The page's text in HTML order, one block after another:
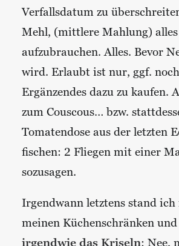
Verfallsdatum zu
Mehl, (mittlere Mahlung)
aufzubrauchen. Alles. Bevor
wird. Erlaubt ist nur, ggf.
Ergänzendes dazu zu kaufen.
zum Couscous… bzw.
Tomatendose aus der letzten
fischen: 2 Fliegen mit einer
sozusagen.
Irgendwann letztens stand
meinen Küchenschränken und